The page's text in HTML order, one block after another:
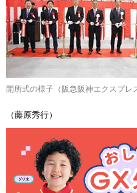
開所式の様子（阪急阪神エクスプレ
（藤原秀行）